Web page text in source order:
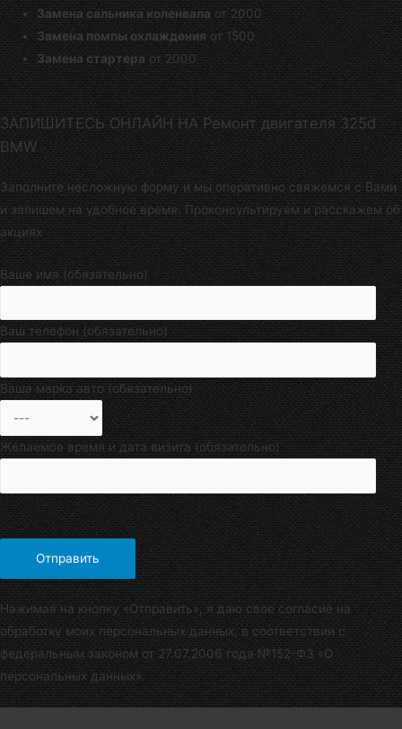
Замена сальника коленвалаот 2000
Замена помпы охлажденияот 1500
Замена стартераот 2000
ЗАПИШИТЕСЬ ОНЛАЙН НА Ремонт двигателя 325d
BMW
Заполните несложную форму и мы оперативно свяжемся с Вами
и запишем на удобное время. Проконсультируем и расскажем об
акциях
Ваше имя (обязательно)
Ваш телефон (обязательно)
Ваша марка авто (обязательно)
Желаемое время и дата визита (обязательно)
Нажимая на кнопку «Отправить», я даю свое согласие на
обработку моих персональных данных, в соответствии с
федеральным законом от 27.07.2006 года №152-Ф3 «О
персональных данных».